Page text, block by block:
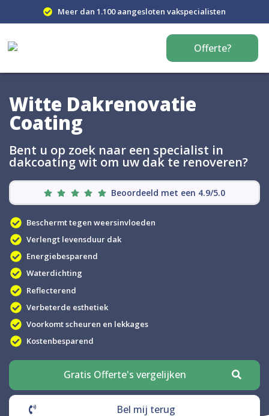
Meer dan 1.100 aangesloten vakspecialisten
Offerte?
Witte Dakrenovatie
Coating
Bent u op zoek naar een specialist in
dakcoating wit om uw dak te renoveren?
Beoordeeld met een 4.9/5.0
Beschermt tegen weersinvloeden
Verlengt levensduur dak
Energiebesparend
Waterdichting
Reflecterend
Verbeterde esthetiek
Voorkomt scheuren en lekkages
Kostenbesparend
Gratis Offerte's vergelijken
Bel mij terug